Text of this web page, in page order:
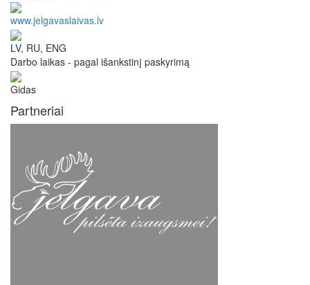
www.jelgavaslaivas.lv
LV, RU, ENG
Darbo laikas - pagal išankstinį paskyrimą
Gidas
Partneriai